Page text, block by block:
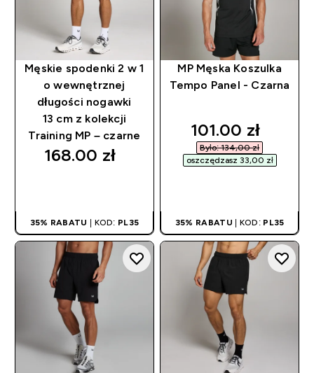
Męskie spodenki 2 w 1
o wewnętrznej
długości nogawki
13 cm z kolekcji
Training MP – czarne
168.00 zł‎
35% RABATU | KOD: PL35
MP Męska Koszulka
Tempo Panel - Czarna
discounted
101.00 zł‎
Było: 134,00 zł‎
oszczędzasz 33,00 zł‎
35% RABATU | KOD: PL35